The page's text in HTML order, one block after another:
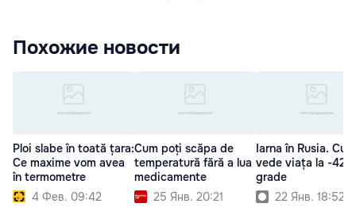
Похожие новости
Ploi slabe în toată țara:
Ce maxime vom avea
în termometre
4 Фев. 09:42
Cum poți scăpa de
temperatură fără a lua
medicamente
25 Янв. 20:21
Iarna în Rusia.
vede viața la -42
grade
22 Янв. 18:52